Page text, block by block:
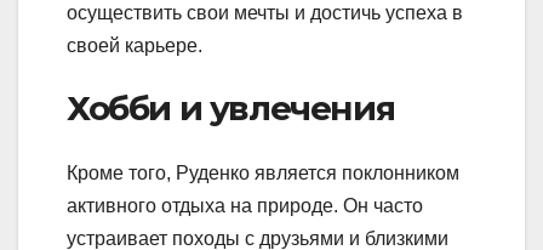
осуществить свои мечты и достичь успеха в
своей карьере.
Хобби и увлечения
Кроме того, Руденко является поклонником
активного отдыха на природе. Он часто
устраивает походы с друзьями и близкими